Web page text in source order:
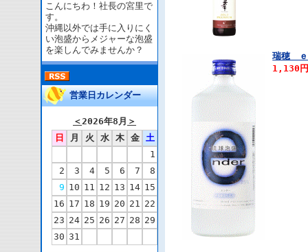
こんにちわ！社長の宮里で
す。
沖縄以外では手に入りにく
い泡盛からメジャーな泡盛
を楽しんでみませんか？
営業日カレンダー
＜2026年8月 ＞
日
月 火 水 木 金
土
1
2
3 4 5 6 7
8
9 10 11 12 13 14 15
16 17 18 19 20 21 22
23 24 25 26 27 28 29
30 31
瑞穂
1,130